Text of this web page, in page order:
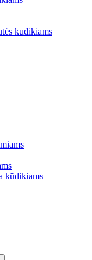
kūdikiams
kūdikiams